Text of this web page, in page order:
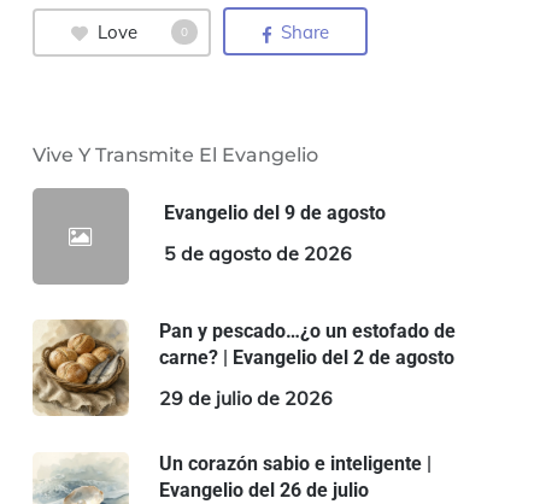
Love 0 Share
Vive Y Transmite El Evangelio
Evangelio del 9 de agosto
5 de agosto de 2026
Pan y pescado…¿o un estofado de
carne? | Evangelio del 2 de agosto
29 de julio de 2026
Un corazón sabio e inteligente |
Evangelio del 26 de julio